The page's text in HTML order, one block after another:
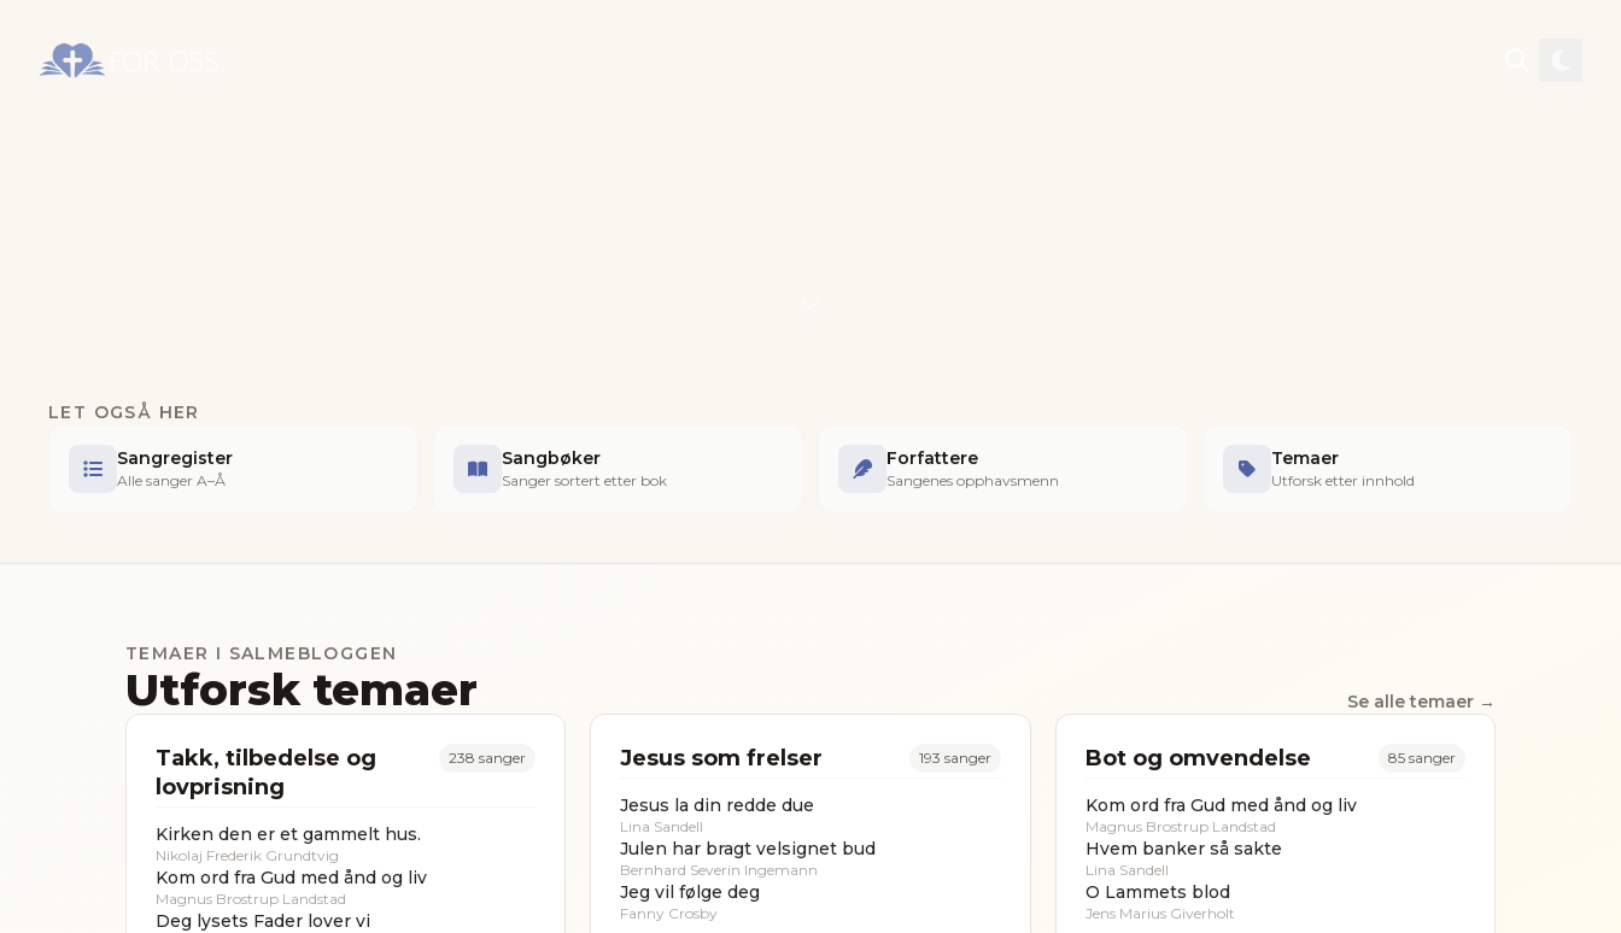
LET OGSÅ HER
Sangregister
Alle sanger A–Å
Sangbøker
Sanger sortert etter bok
Forfattere
Sangenes opphavsmenn
Temaer
Utforsk etter innhold
TEMAER I SALMEBLOGGEN
Utforsk temaer Se alle temaer →
Takk, tilbedelse og
lovprisning
238 sanger
Kirken den er et gammelt hus.
Nikolaj Frederik Grundtvig
Kom ord fra Gud med ånd og liv
Magnus Brostrup Landstad
Deg lysets Fader lover vi
Jesus som frelser 193 sanger
Jesus la din redde due
Lina Sandell
Julen har bragt velsignet bud
Bernhard Severin Ingemann
Jeg vil følge deg
Fanny Crosby
Bot og omvendelse 85 sanger
Kom ord fra Gud med ånd og liv
Magnus Brostrup Landstad
Hvem banker så sakte
Lina Sandell
O Lammets blod
Jens Marius Giverholt